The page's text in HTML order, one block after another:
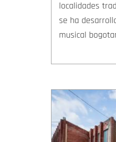
localidades
se ha
musical